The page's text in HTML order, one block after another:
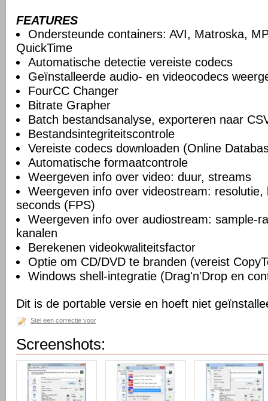
FEATURES
Ondersteunde containers: AVI, Matroska,
QuickTime
Automatische detectie vereiste codecs
Geïnstalleerde audio- en videocodecs
FourCC Changer
Bitrate Grapher
Batch bestandsanalyse, exporteren naar
Bestandsintegriteitscontrole
Vereiste codecs downloaden (Online
Automatische formaatcontrole
Weergeven info over video: duur, streams
Weergeven info over videostream:
seconds (FPS)
Weergeven info over audiostream: sample-
kanalen
Berekenen videokwaliteitsfactor
Optie om CD/DVD te branden (vereist
Windows shell-integratie (Drag'n'Drop en
Dit is de portable versie en hoeft niet
Stel een correctie voor
Screenshots: